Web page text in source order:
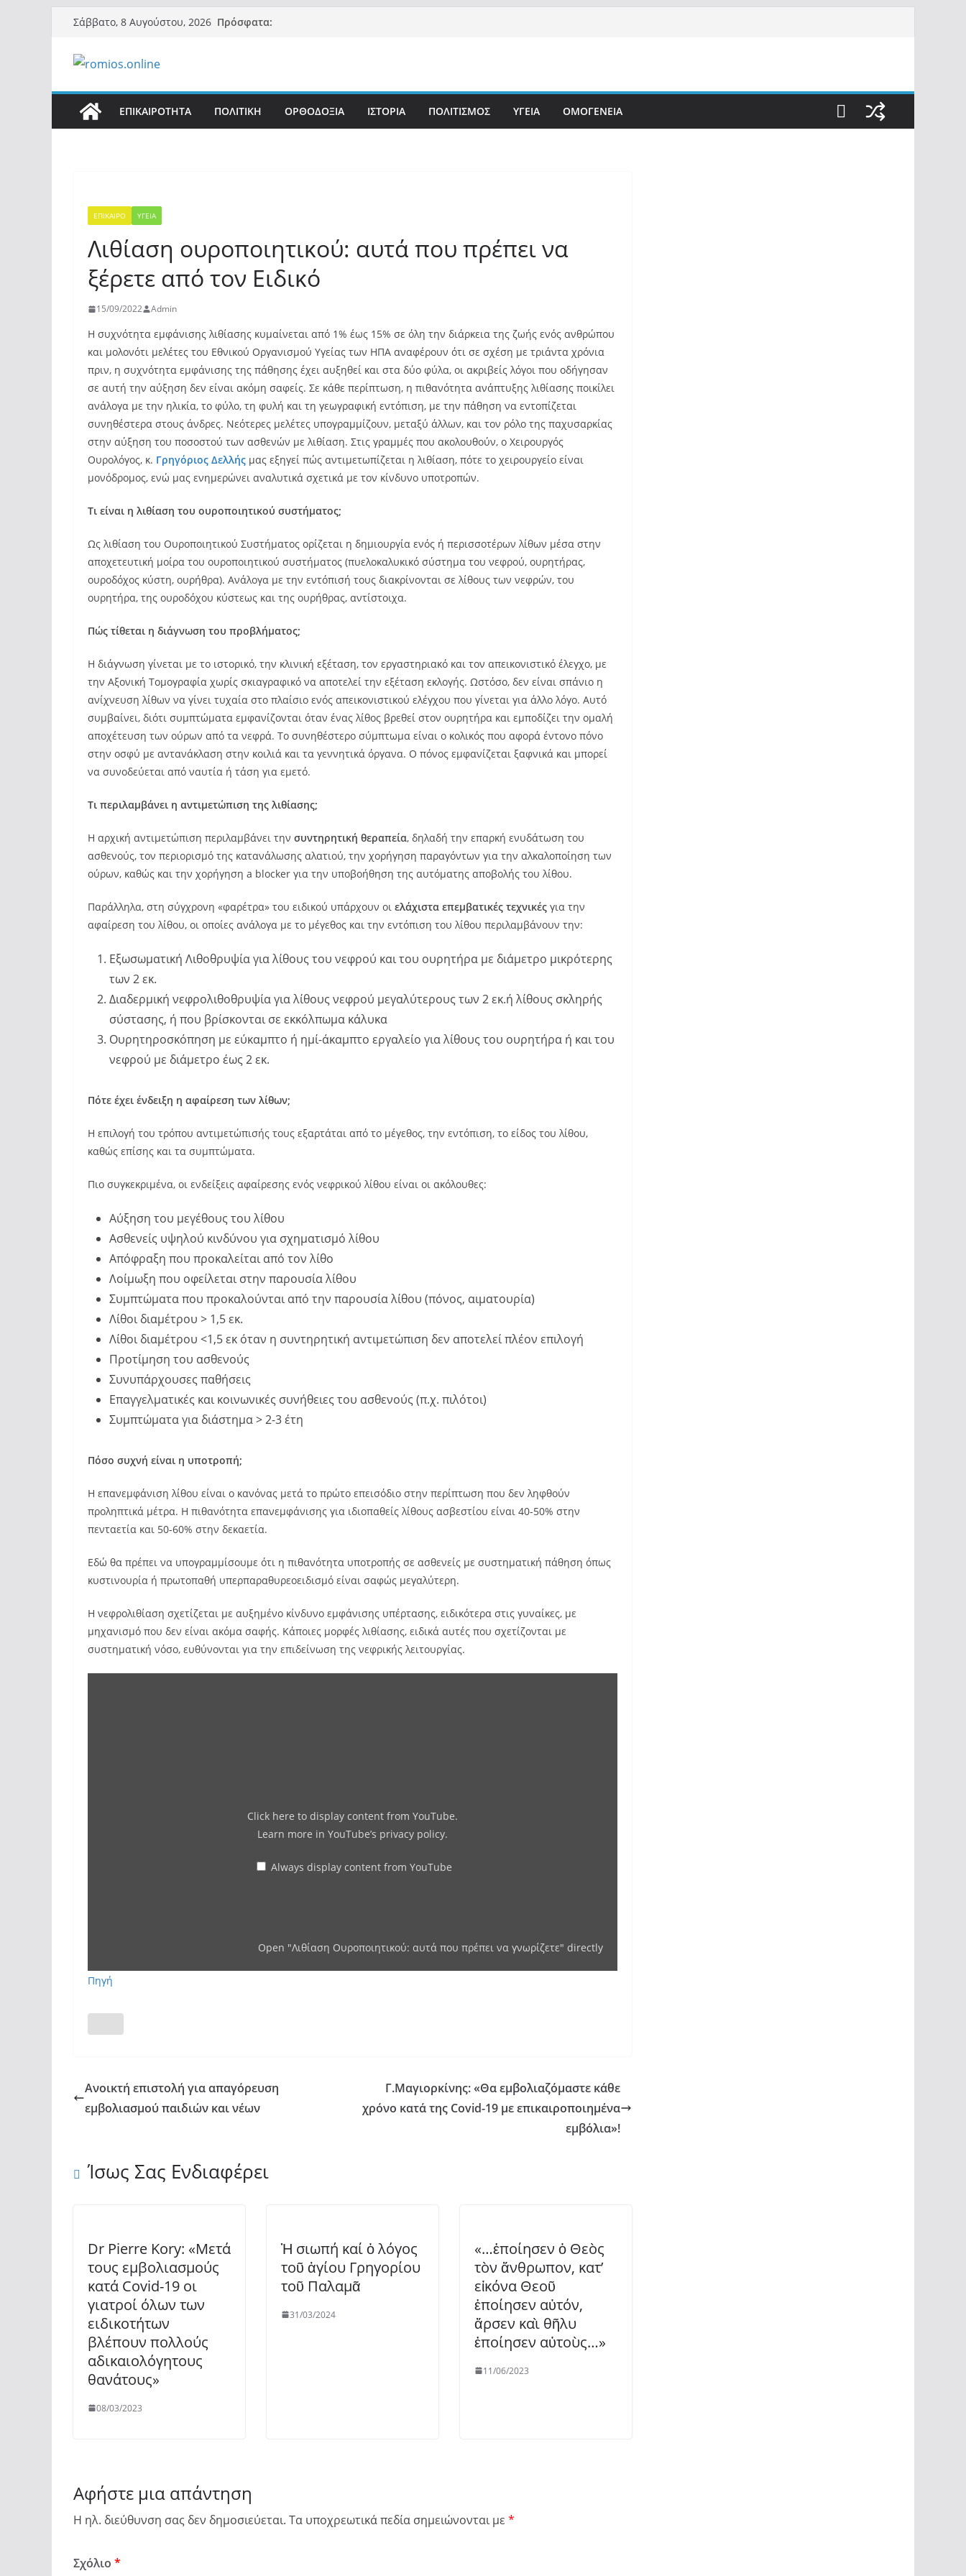
Μετάβαση
περιεχόμενο
Σάββατο, 8 Αυγούστου, 2026 Πρόσφατα:
ΕΠΙΚΑΙΡΟΤΗΤΑ ΠΟΛΙΤΙΚΗ ΟΡΘΟΔΟΞΙΑ ΙΣΤΟΡΙΑ ΠΟΛΙΤΙΣΜΟΣ ΥΓΕΙΑ ΟΜΟΓΕΝΕΙΑ
ΕΠΙΚΑΙΡΟ ΥΓΕΙΑ
Λιθίαση ουροποιητικού: αυτά που πρέπει να
ξέρετε από τον Ειδικό
15/09/2022 Admin
Η συχνότητα εμφάνισης λιθίασης κυμαίνεται από 1% έως 15% σε όλη την διάρκεια της ζωής ενός ανθρώπου
και μολονότι μελέτες του Εθνικού Οργανισμού Υγείας των ΗΠΑ αναφέρουν ότι σε σχέση με τριάντα χρόνια
πριν, η συχνότητα εμφάνισης της πάθησης έχει αυξηθεί και στα δύο φύλα, οι ακριβείς λόγοι που οδήγησαν
σε αυτή την αύξηση δεν είναι ακόμη σαφείς. Σε κάθε περίπτωση, η πιθανότητα ανάπτυξης λιθίασης ποικίλει
ανάλογα με την ηλικία, το φύλο, τη φυλή και τη γεωγραφική εντόπιση, με την πάθηση να εντοπίζεται
συνηθέστερα στους άνδρες. Νεότερες μελέτες υπογραμμίζουν, μεταξύ άλλων, και τον ρόλο της παχυσαρκίας
στην αύξηση του ποσοστού των ασθενών με λιθίαση. Στις γραμμές που ακολουθούν, ο Χειρουργός
Ουρολόγος, κ. Γρηγόριος Δελλής μας εξηγεί πώς αντιμετωπίζεται η λιθίαση, πότε το χειρουργείο είναι
μονόδρομος, ενώ μας ενημερώνει αναλυτικά σχετικά με τον κίνδυνο υποτροπών.
Τι είναι η λιθίαση του ουροποιητικού συστήματος;
Ως λιθίαση του Ουροποιητικού Συστήματος ορίζεται η δημιουργία ενός ή περισσοτέρων λίθων μέσα στην
αποχετευτική μοίρα του ουροποιητικού συστήματος (πυελοκαλυκικό σύστημα του νεφρού, ουρητήρας,
ουροδόχος κύστη, ουρήθρα). Ανάλογα με την εντόπισή τους διακρίνονται σε λίθους των νεφρών, του
ουρητήρα, της ουροδόχου κύστεως και της ουρήθρας, αντίστοιχα.
Πώς τίθεται η διάγνωση του προβλήματος;
Η διάγνωση γίνεται με το ιστορικό, την κλινική εξέταση, τον εργαστηριακό και τον απεικονιστικό έλεγχο, με
την Αξονική Τομογραφία χωρίς σκιαγραφικό να αποτελεί την εξέταση εκλογής. Ωστόσο, δεν είναι σπάνιο η
ανίχνευση λίθων να γίνει τυχαία στο πλαίσιο ενός απεικονιστικού ελέγχου που γίνεται για άλλο λόγο. Αυτό
συμβαίνει, διότι συμπτώματα εμφανίζονται όταν ένας λίθος βρεθεί στον ουρητήρα και εμποδίζει την ομαλή
αποχέτευση των ούρων από τα νεφρά. Το συνηθέστερο σύμπτωμα είναι ο κολικός που αφορά έντονο πόνο
στην οσφύ με αντανάκλαση στην κοιλιά και τα γεννητικά όργανα. Ο πόνος εμφανίζεται ξαφνικά και μπορεί
να συνοδεύεται από ναυτία ή τάση για εμετό.
Τι περιλαμβάνει η αντιμετώπιση της λιθίασης;
Η αρχική αντιμετώπιση περιλαμβάνει την συντηρητική θεραπεία, δηλαδή την επαρκή ενυδάτωση του
ασθενούς, τον περιορισμό της κατανάλωσης αλατιού, την χορήγηση παραγόντων για την αλκαλοποίηση των
ούρων, καθώς και την χορήγηση a blocker για την υποβοήθηση της αυτόματης αποβολής του λίθου.
Παράλληλα, στη σύγχρονη «φαρέτρα» του ειδικού υπάρχουν οι ελάχιστα επεμβατικές τεχνικές για την
αφαίρεση του λίθου, οι οποίες ανάλογα με το μέγεθος και την εντόπιση του λίθου περιλαμβάνουν την:
Εξωσωματική Λιθοθρυψία για λίθους του νεφρού και του ουρητήρα με διάμετρο μικρότερης
των 2 εκ.
Διαδερμική νεφρολιθοθρυψία για λίθους νεφρού μεγαλύτερους των 2 εκ.ή λίθους σκληρής
σύστασης, ή που βρίσκονται σε εκκόλπωμα κάλυκα
Ουρητηροσκόπηση με εύκαμπτο ή ημί-άκαμπτο εργαλείο για λίθους του ουρητήρα ή και του
νεφρού με διάμετρο έως 2 εκ.
Πότε έχει ένδειξη η αφαίρεση των λίθων;
Η επιλογή του τρόπου αντιμετώπισής τους εξαρτάται από το μέγεθος, την εντόπιση, το είδος του λίθου,
καθώς επίσης και τα συμπτώματα.
Πιο συγκεκριμένα, οι ενδείξεις αφαίρεσης ενός νεφρικού λίθου είναι οι ακόλουθες:
Αύξηση του μεγέθους του λίθου
Ασθενείς υψηλού κινδύνου για σχηματισμό λίθου
Απόφραξη που προκαλείται από τον λίθο
Λοίμωξη που οφείλεται στην παρουσία λίθου
Συμπτώματα που προκαλούνται από την παρουσία λίθου (πόνος, αιματουρία)
Λίθοι διαμέτρου > 1,5 εκ.
Λίθοι διαμέτρου <1,5 εκ όταν η συντηρητική αντιμετώπιση δεν αποτελεί πλέον επιλογή
Προτίμηση του ασθενούς
Συνυπάρχουσες παθήσεις
Επαγγελματικές και κοινωνικές συνήθειες του ασθενούς (π.χ. πιλότοι)
Συμπτώματα για διάστημα > 2-3 έτη
Πόσο συχνή είναι η υποτροπή;
Η επανεμφάνιση λίθου είναι ο κανόνας μετά το πρώτο επεισόδιο στην περίπτωση που δεν ληφθούν
προληπτικά μέτρα. Η πιθανότητα επανεμφάνισης για ιδιοπαθείς λίθους ασβεστίου είναι 40-50% στην
πενταετία και 50-60% στην δεκαετία.
Εδώ θα πρέπει να υπογραμμίσουμε ότι η πιθανότητα υποτροπής σε ασθενείς με συστηματική πάθηση όπως
κυστινουρία ή πρωτοπαθή υπερπαραθυρεοειδισμό είναι σαφώς μεγαλύτερη.
Η νεφρολιθίαση σχετίζεται με αυξημένο κίνδυνο εμφάνισης υπέρτασης, ειδικότερα στις γυναίκες, με
μηχανισμό που δεν είναι ακόμα σαφής. Κάποιες μορφές λιθίασης, ειδικά αυτές που σχετίζονται με
συστηματική νόσο, ευθύνονται για την επιδείνωση της νεφρικής λειτουργίας.
γνωρίζετε"
YouTube
Click here to display content from YouTube.
Learn more in YouTube’s privacy policy.
Always display content from YouTube
Open "Λιθίαση Ουροποιητικού: αυτά που πρέπει να γνωρίζετε" directly
Πηγή
Ανοικτή επιστολή για απαγόρευση
εμβολιασμού παιδιών και νέων
Γ.Μαγιορκίνης: «Θα εμβολιαζόμαστε κάθε
χρόνο κατά της Covid-19 με επικαιροποιημένα
εμβόλια»!
Ίσως Σας Ενδιαφέρει
Dr Pierre Kory: «Μετά
τους εμβολιασμούς
κατά Covid-19 οι
γιατροί όλων των
ειδικοτήτων
βλέπουν πολλούς
αδικαιολόγητους
θανάτους»
08/03/2023
Ἡ σιωπή καί ὁ λόγος
τοῦ ἁγίου Γρηγορίου
τοῦ Παλαμᾶ
31/03/2024
«…ἐποίησεν ὁ Θεὸς
τὸν ἄνθρωπον, κατ’
εἰκόνα Θεοῦ
ἐποίησεν αὐτόν,
ἄρσεν καὶ θῆλυ
ἐποίησεν αὐτοὺς…»
11/06/2023
Αφήστε μια απάντηση
Η ηλ. διεύθυνση σας δεν δημοσιεύεται. Τα υποχρεωτικά πεδία σημειώνονται με *
Σχόλιο *